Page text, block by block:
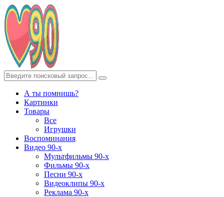
А ты помнишь?
Картинки
Товары
Все
Игрушки
Воспоминания
Видео 90-х
Мультфильмы 90-х
Фильмы 90-х
Песни 90-х
Видеоклипы 90-х
Реклама 90-х